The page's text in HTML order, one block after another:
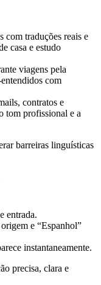
com traduções reais e
casa e estudo
viagens pela
com
contratos e
tom profissional e a
barreiras linguísticas
entrada.
e “Espanhol”
instantaneamente.
precisa, clara e